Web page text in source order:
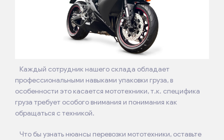
Каждый сотрудник нашего склада обладает
профессиональными навыками упаковки груза, в
особенности это касается мототехники, т.к. специфика
груза требует особого внимания и понимания как
обращаться с техникой.
Что бы узнать нюансы перевозки мототехники, оставьте